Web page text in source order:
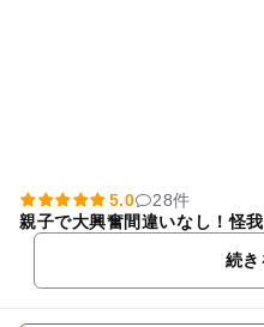
5.0
28件
親子で大興奮間違いなし！怪
続き